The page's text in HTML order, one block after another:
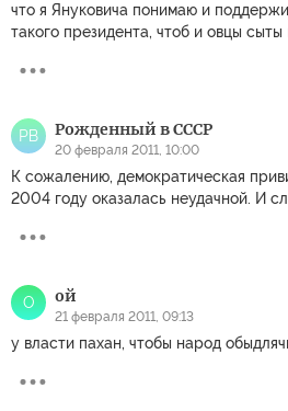
что я Януковича понимаю и
такого президента, чтоб и овцы
РВ Рожденный в СССР
20 февраля 2011, 10:00
К сожалению, демократическая
2004 году оказалась неудачной. И
О ой
21 февраля 2011, 09:13
у власти пахан, чтобы народ